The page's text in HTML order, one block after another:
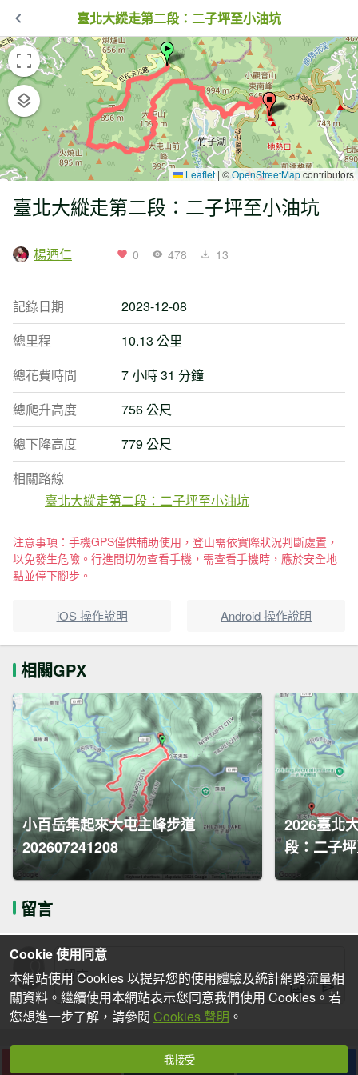
臺北大縱走第二段：二子坪至小油坑
Leaflet | ©OpenStreetMapcontributors
臺北大縱走第二段：二子坪至小油坑
楊迺仁 0 478 13
記錄日期
2023-12-08
總里程
10.13 公里
總花費時間
7 小時 31 分鐘
總爬升高度
756 公尺
總下降高度
779 公尺
相關路線
臺北大縱走第二段：二子坪至小油坑
注意事項：手機GPS僅供輔助使用，登山需依實際狀況判斷處置，
以免發生危險。行進間切勿查看手機，需查看手機時，應於安全地
點並停下腳步。
iOS 操作說明 Android 操作說明
相關GPX
小百岳集起來大屯主峰步道
202607241208
2026臺北
段：二子
留言
下載
Cookie 使用同意
本網站使用 Cookies 以提昇您的使用體驗及統計網路流量相
關資料。繼續使用本網站表示您同意我們使用 Cookies。若
您想進一步了解，請參閱 Cookies 聲明 。
我接受